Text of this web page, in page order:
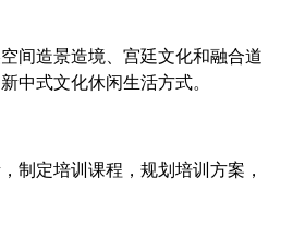
间造景造境、宫廷文化和融合道
中式文化休闲生活方式。
制定培训课程，规划培训方案，